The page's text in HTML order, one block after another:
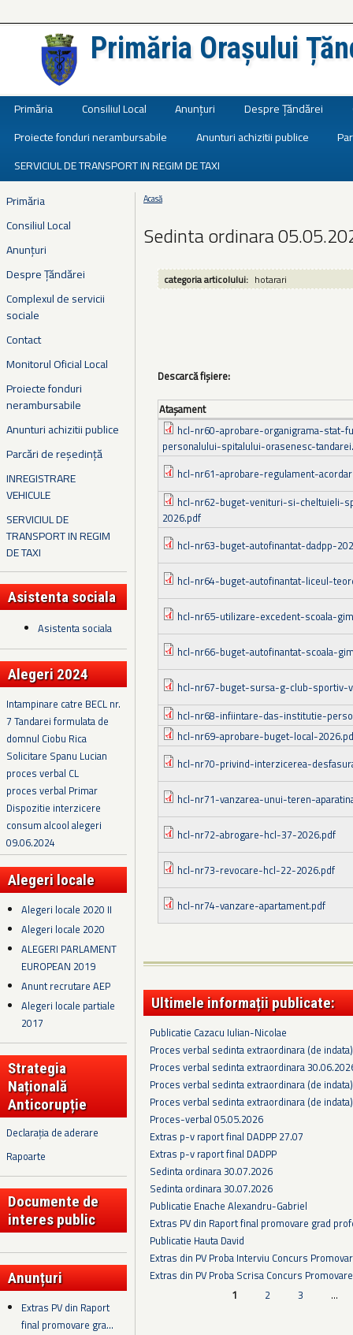
Primăria Orașului
Primăria Consiliul Local Anunțuri Despre Țăndărei
Proiecte fonduri nerambursabile
Anunturi achizitii publice
SERVICIUL DE TRANSPORT IN REGIM DE TAXI
Primăria
Consiliul Local
Anunțuri
Despre Țăndărei
Complexul de servicii
sociale
Contact
Monitorul Oficial Local
Proiecte fonduri
nerambursabile
Anunturi achizitii publice
Parcări de reședință
INREGISTRARE
VEHICULE
SERVICIUL DE
TRANSPORT IN REGIM
DE TAXI
Asistenta sociala
Asistenta sociala
Alegeri 2024
Intampinare catre BECL nr.
7 Tandarei formulata de
domnul Ciobu Rica
Solicitare Spanu Lucian
proces verbal CL
proces verbal Primar
Dispozitie interzicere
consum alcool alegeri
09.06.2024
Alegeri locale
Alegeri locale 2020 II
Alegeri locale 2020
ALEGERI PARLAMENT
EUROPEAN 2019
Anunt recrutare AEP
Alegeri locale partiale
2017
Strategia
Națională
Anticorupție
Declarația de aderare
Rapoarte
Documente de
interes public
Anunțuri
Extras PV din Raport
final promovare gra...
Eşti aici
Acasă
Sedinta ordinara
categoria articolului: hotarari
Descarcă fișiere:
Ataşament
hcl-nr60-aprobare-organigrama-stat-
personalului-spitalului-orasenesc-
hcl-nr61-aprobare-regulament-
hcl-nr62-buget-venituri-si-cheltuieli-
2026.pdf
hcl-nr63-buget-autofinantat-dadpp-
hcl-nr64-buget-autofinantat-liceul-
hcl-nr65-utilizare-excedent-scoala-
hcl-nr66-buget-autofinantat-scoala-
hcl-nr67-buget-sursa-g-club-sportiv-
hcl-nr68-infiintare-das-institutie-
hcl-nr69-aprobare-buget-local-
hcl-nr70-privind-interzicerea-
hcl-nr71-vanzarea-unui-teren-
hcl-nr72-abrogare-hcl-37-2026.pdf
hcl-nr73-revocare-hcl-22-2026.pdf
hcl-nr74-vanzare-apartament.pdf
Ultimele informații publicate:
Publicatie Cazacu Iulian-Nicolae
Proces verbal sedinta extraordinara (de
Proces verbal sedinta extraordinara
Proces verbal sedinta extraordinara (de
Proces verbal sedinta extraordinara (de
Proces-verbal 05.05.2026
Extras p-v raport final DADPP 27.07
Extras p-v raport final DADPP
Sedinta ordinara 30.07.2026
Sedinta ordinara 30.07.2026
Publicatie Enache Alexandru-Gabriel
Extras PV din Raport final promovare grad
Publicatie Hauta David
Extras din PV Proba Interviu Concurs
Extras din PV Proba Scrisa Concurs
1 2 3 …